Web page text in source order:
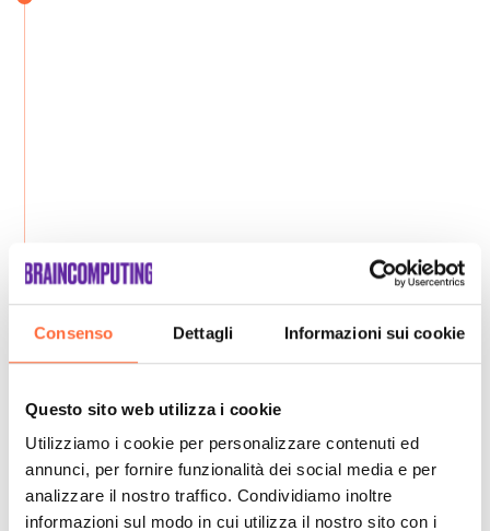
Consenso Dettagli Informazioni sui cookie
Questo sito web utilizza i cookie
Utilizziamo i cookie per personalizzare contenuti ed
annunci, per fornire funzionalità dei social media e per
analizzare il nostro traffico. Condividiamo inoltre
informazioni sul modo in cui utilizza il nostro sito con i